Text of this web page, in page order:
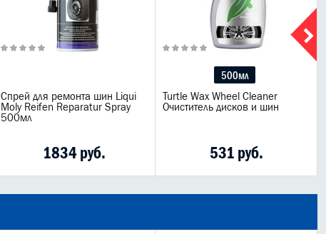
Спрей для ремонта шин Liqui
Moly Reifen Reparatur Spray
500мл
1834 руб.
500мл
Turtle Wax Wheel Cleaner
Очиститель дисков и шин
531 руб.